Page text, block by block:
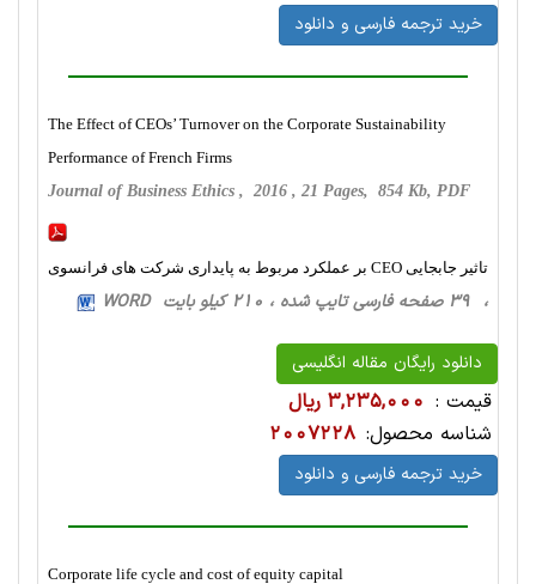
خرید ترجمه فارسی و دانلود
The Effect of CEOs’ Turnover on the Corporate Sustainability
Performance of French Firms
Journal of Business Ethics , 2016 , 21 Pages, 854 Kb, PDF
تاثیر جابجایی CEO بر عملکرد مربوط به پایداری شرکت های فرانسوی
، 39 صفحه فارسی تایپ شده ، 210 کیلو بایت WORD
دانلود رایگان مقاله انگلیسی
قیمت : 3,235,000 ریال
شناسه محصول: 2007228
خرید ترجمه فارسی و دانلود
Corporate life cycle and cost of equity capital